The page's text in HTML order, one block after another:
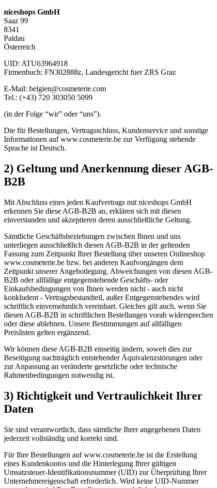
niceshops GmbH
Saaz 99
8341
Paldau
Österreich
UID: ATU63964918
Firmenbuch: FN302888z, Landesgericht fuer ZRS Graz
E-Mail: belgien@cosmeterie.com
Tel.: (+43) 720 303050 5099
(in der Folge “wir” oder “uns”).
Die für Bestellungen, Vertragsschluss, Kundenservice und sonstige
Informationen auf www.cosmeterie.be zur Verfügung stehende
Sprache ist Deutsch.
2) Geltung und Anerkennung dieser AGB-
B2B
Mit Abschluss eines jeden Kaufvertrags mit niceshops GmbH
erkennen Sie diese AGB-B2B an, erklären sich mit diesen
einverstanden und akzeptieren deren ausschließliche Geltung.
Sämtliche Geschäftsbeziehungen zwischen Ihnen und uns
unterliegen ausschließlich diesen AGB-B2B in der geltenden
Fassung zum Zeitpunkt Ihrer Bestellung über unseren Onlineshop
www.cosmeterie.be bzw. bei anderen Kaufvorgängen dem
Zeitpunkt unserer Angebotlegung. Abweichungen von diesen AGB-
B2B oder allfällige entgegenstehende Geschäfts- oder
Einkaufsbedingungen von Ihnen werden nicht - auch nicht
konkludent - Vertragsbestandteil, außer Entgegenstehendes wird
schriftlich einvernehmlich vereinbart. Gleiches gilt auch, wenn Sie
diesen AGB-B2B in schriftlichen Bestellungen vorab widersprechen
oder diese ablehnen. Unsere Bestimmungen auf allfälligen
Preislisten gelten ergänzend.
Wir können diese AGB-B2B einseitig ändern, soweit dies zur
Beseitigung nachträglich entstehender Äquivalenzstörungen oder
zur Anpassung an veränderte gesetzliche oder technische
Rahmenbedingungen notwendig ist.
3) Richtigkeit und Vertraulichkeit Ihrer
Daten
Sie sind verantwortlich, dass sämtliche Ihrer angegebenen Daten
jederzeit vollständig und korrekt sind.
Für Ihre Bestellungen auf www.cosmeterie.be ist die Erstellung
eines Kundenkontos und die Hinterlegung Ihrer gültigen
Umsatzsteuer-Identifikationsnummer (UID) zur Überprüfung Ihrer
Unternehmereigenschaft erforderlich. Wird keine UID-Nummer